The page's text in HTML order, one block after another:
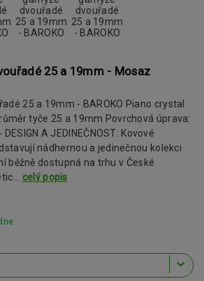
25 a 19mm - Mosaz
25 a 19mm - BAROKO Piano crystal
tyče 25 a 19mm Povrchová úprava:
A JEDINEČNOST: Kovové
nádhernou a jedinečnou kolekci
běžně dostupná na trhu v České
celý popis